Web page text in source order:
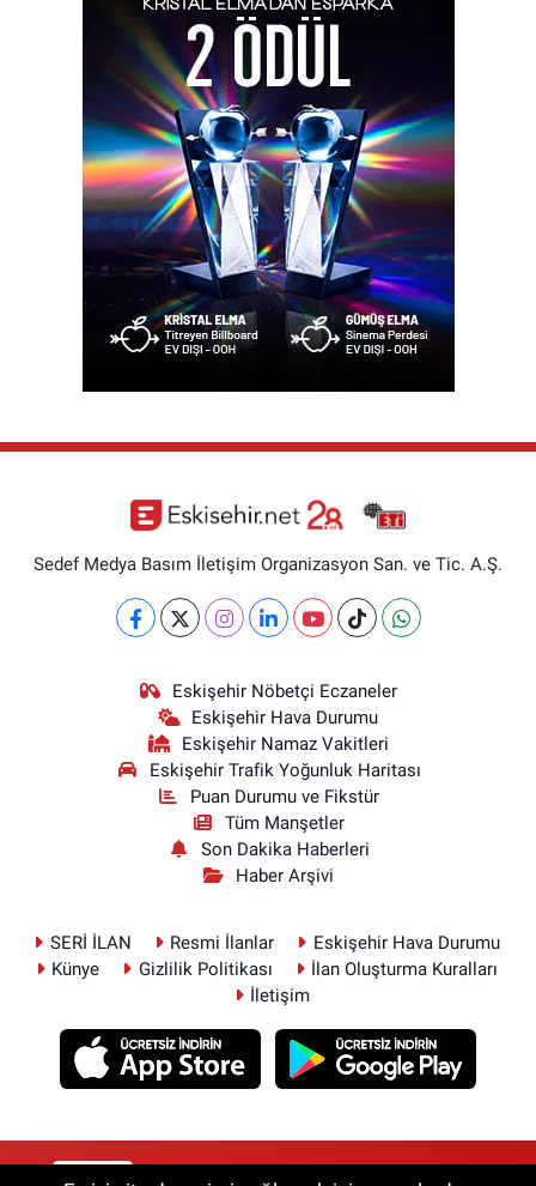
Sedef Medya Basım İletişim Organizasyon San. ve Tic. A.Ş.
Eskişehir Nöbetçi Eczaneler
Eskişehir Hava Durumu
Eskişehir Namaz Vakitleri
Eskişehir Trafik Yoğunluk Haritası
Puan Durumu ve Fikstür
Tüm Manşetler
Son Dakika Haberleri
Haber Arşivi
SERİ İLAN Resmi İlanlar
Eskişehir Hava Durumu
Künye
Gizlilik Politikası
İlan Oluşturma Kuralları
İletişim
RSS Copyright © 2026. Her hakkı saklıdır.